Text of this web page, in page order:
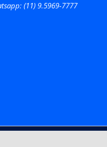
(11) 9.5969-7777